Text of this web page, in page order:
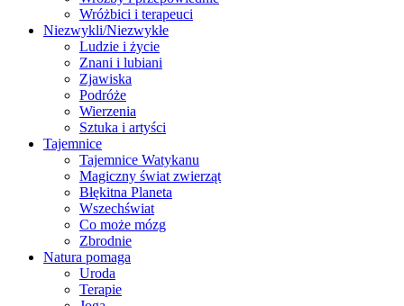
Wróżbici i terapeuci
Niezwykli/Niezwykłe
Ludzie i życie
Znani i lubiani
Zjawiska
Podróże
Wierzenia
Sztuka i artyści
Tajemnice
Tajemnice Watykanu
Magiczny świat zwierząt
Błękitna Planeta
Wszechświat
Co może mózg
Zbrodnie
Natura pomaga
Uroda
Terapie